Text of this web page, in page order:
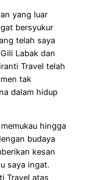
yang luar
bersyukur
telah saya
Labak dan
Travel telah
tak
dalam hidup
hingga
budaya
kesan
saya ingat.
Travel atas